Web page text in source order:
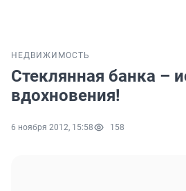
НЕДВИЖИМОСТЬ
Стеклянная банка –
вдохновения!
6 ноября 2012, 15:58 158